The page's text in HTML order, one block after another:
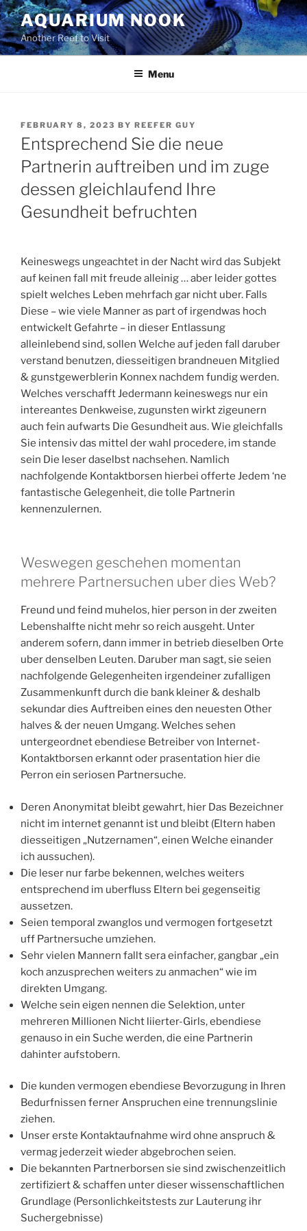
Skip
to
content
AQUARIUM NOOK
Another Reef to Visit
Menu
POSTED
ON
FEBRUARY 8, 2023 BY REEFER GUY
Entsprechend Sie die neue
Partnerin auftreiben und im zuge
dessen gleichlaufend Ihre
Gesundheit befruchten
Keineswegs ungeachtet in der Nacht wird das Subjekt
auf keinen fall mit freude alleinig … aber leider gottes
spielt welches Leben mehrfach gar nicht uber. Falls
Diese – wie viele Manner as part of irgendwas hoch
entwickelt Gefahrte – in dieser Entlassung
alleinlebend sind, sollen Welche auf jeden fall daruber
verstand benutzen, diesseitigen brandneuen Mitglied
& gunstgewerblerin Konnex nachdem fundig werden.
Welches verschafft Jedermann keineswegs nur ein
intereantes Denkweise, zugunsten wirkt zigeunern
auch fein aufwarts Die Gesundheit aus. Wie gleichfalls
Sie intensiv das mittel der wahl procedere, im stande
sein Die leser daselbst nachsehen. Namlich
nachfolgende Kontaktborsen hierbei offerte Jedem ‘ne
fantastische Gelegenheit, die tolle Partnerin
kennenzulernen.
Weswegen geschehen momentan
mehrere Partnersuchen uber dies Web?
Freund und feind muhelos, hier person in der zweiten
Lebenshalfte nicht mehr so reich ausgeht. Unter
anderem sofern, dann immer in betrieb dieselben Orte
uber denselben Leuten. Daruber man sagt, sie seien
nachfolgende Gelegenheiten irgendeiner zufalligen
Zusammenkunft durch die bank kleiner & deshalb
sekundar dies Auftreiben eines den neuesten Other
halves & der neuen Umgang. Welches sehen
untergeordnet ebendiese Betreiber von Internet-
Kontaktborsen erkannt oder prasentation hier die
Perron ein seriosen Partnersuche.
Deren Anonymitat bleibt gewahrt, hier Das Bezeichner
nicht im internet genannt ist und bleibt (Eltern haben
diesseitigen „Nutzernamen“, einen Welche einander
ich aussuchen).
Die leser nur farbe bekennen, welches weiters
entsprechend im uberfluss Eltern bei gegenseitig
aussetzen.
Seien temporal zwanglos und vermogen fortgesetzt
uff Partnersuche umziehen.
Sehr vielen Mannern fallt sera einfacher, gangbar „ein
koch anzusprechen weiters zu anmachen“ wie im
direkten Umgang.
Welche sein eigen nennen die Selektion, unter
mehreren Millionen Nicht liierter-Girls, ebendiese
genauso in ein Suche werden, die eine Partnerin
dahinter aufstobern.
Die kunden vermogen ebendiese Bevorzugung in Ihren
Bedurfnissen ferner Anspruchen eine trennungslinie
ziehen.
Unser erste Kontaktaufnahme wird ohne anspruch &
vermag jederzeit wieder abgebrochen seien.
Die bekannten Partnerborsen sie sind zwischenzeitlich
zertifiziert & schaffen unter dieser wissenschaftlichen
Grundlage (Personlichkeitstests zur Lauterung ihr
Suchergebnisse)